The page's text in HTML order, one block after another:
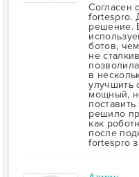
Согласен
fortespro.
решение.
ботов,
не
в
улучшить
мощный,
решило
как
после
fortespro